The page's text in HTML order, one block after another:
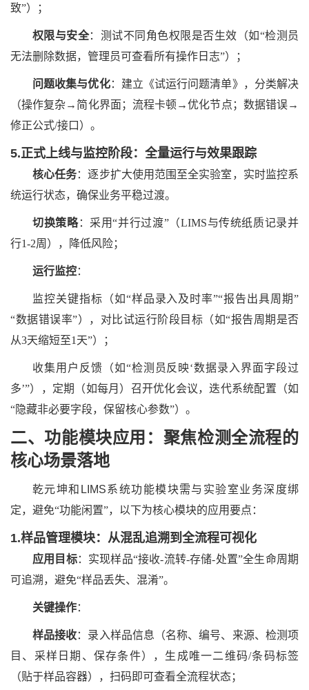
致”）；
权限与安全：测试不同角色权限是否生效（如“检测员
无法删除数据，管理员可查看所有操作日志”）；
问题收集与优化：建立《试运行问题清单》，分类解决
（操作复杂→简化界面；流程卡顿→优化节点；数据错误→
修正公式/接口）。
5.正式上线与监控阶段：全量运行与效果跟踪
核心任务：逐步扩大使用范围至全实验室，实时监控系
统运行状态，确保业务平稳过渡。
切换策略：采用“并行过渡”（LIMS与传统纸质记录并
行1-2周），降低风险；
运行监控：
监控关键指标（如“样品录入及时率”“报告出具周期”
“数据错误率”），对比试运行阶段目标（如“报告周期是否
从3天缩短至1天”）；
收集用户反馈（如“检测员反映‘数据录入界面字段过
多’”），定期（如每月）召开优化会议，迭代系统配置（如
“隐藏非必要字段，保留核心参数”）。
二、功能模块应用：聚焦检测全流程的
核心场景落地
乾元坤和 LIMS系统功能模块需与实验室业务深度绑
定，避免“功能闲置”，以下为核心模块的应用要点：
1.样品管理模块：从混乱追溯到全流程可视化
应用目标：实现样品“接收-流转-存储-处置”全生命周期
可追溯，避免“样品丢失、混淆”。
关键操作：
样品接收：录入样品信息（名称、编号、来源、检测项
目、采样日期、保存条件），生成唯一二维码/条码标签
（贴于样品容器），扫码即可查看全流程状态；